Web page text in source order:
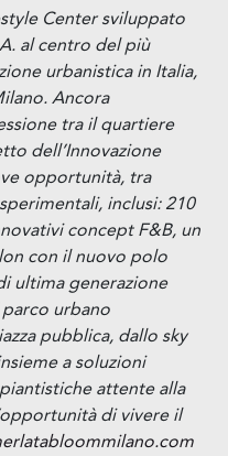
Center sviluppato
al centro del più
urbanistica in Italia,
Ancora
tra il quartiere
dell’Innovazione
opportunità, tra
inclusi: 210
concept F&B, un
con il nuovo polo
ultima generazione
parco urbano
pubblica, dallo sky
a soluzioni
attente alla
di vivere il